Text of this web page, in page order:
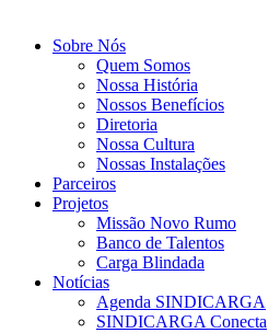
Sobre Nós
Quem Somos
Nossa História
Nossos Benefícios
Diretoria
Nossa Cultura
Nossas Instalações
Parceiros
Projetos
Missão Novo Rumo
Banco de Talentos
Carga Blindada
Notícias
Agenda SINDICARGA
SINDICARGA Conecta